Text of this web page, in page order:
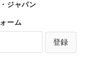
ジャパン
ーム